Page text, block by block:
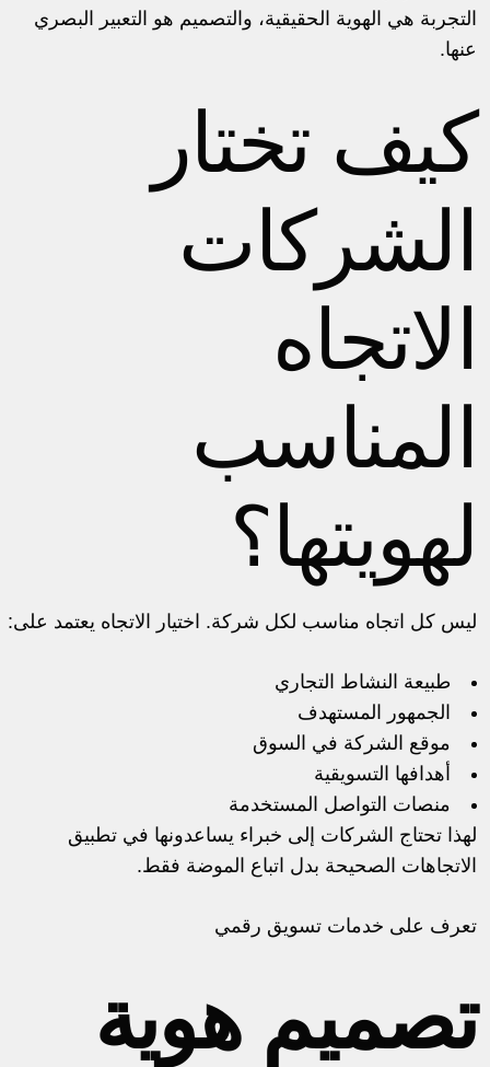
التجربة هي الهوية الحقيقية، والتصميم هو التعبير البصري
عنها.
كيف تختار
الشركات
الاتجاه
المناسب
لهويتها؟
ليس كل اتجاه مناسب لكل شركة. اختيار الاتجاه يعتمد على:
طبيعة النشاط التجاري
الجمهور المستهدف
موقع الشركة في السوق
أهدافها التسويقية
منصات التواصل المستخدمة
لهذا تحتاج الشركات إلى خبراء يساعدونها في تطبيق
الاتجاهات الصحيحة بدل اتباع الموضة فقط.
تعرف على خدمات تسويق رقمي
تصميم هوية